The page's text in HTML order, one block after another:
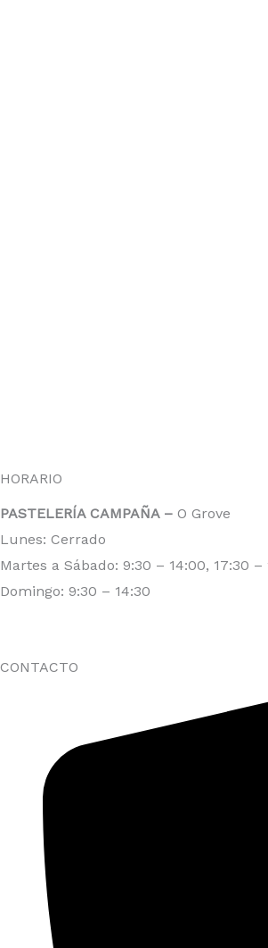
HORARIO
PASTELERÍA CAMPAÑA – O Grove
Lunes: Cerrado
Martes a Sábado: 9:30 – 14:00, 17:30 –
Domingo: 9:30 – 14:30
CONTACTO